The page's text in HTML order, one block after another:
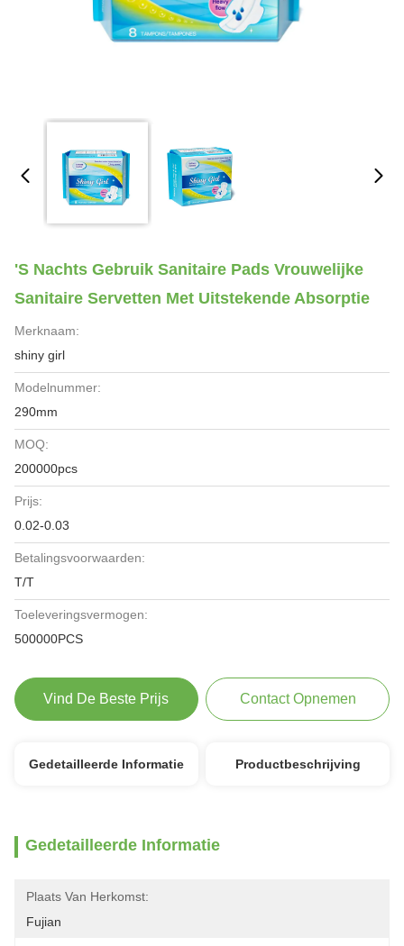
's Nachts Gebruik Sanitaire Pads Vrouwelijke
Sanitaire Servetten Met Uitstekende Absorptie
Merknaam:
shiny girl
Modelnummer:
290mm
MOQ:
200000pcs
Prijs:
0.02-0.03
Betalingsvoorwaarden:
T/T
Toeleveringsvermogen:
500000PCS
Vind De Beste Prijs Contact Opnemen
Gedetailleerde Informatie Productbeschrijving
Gedetailleerde Informatie
Plaats Van Herkomst:
Fujian